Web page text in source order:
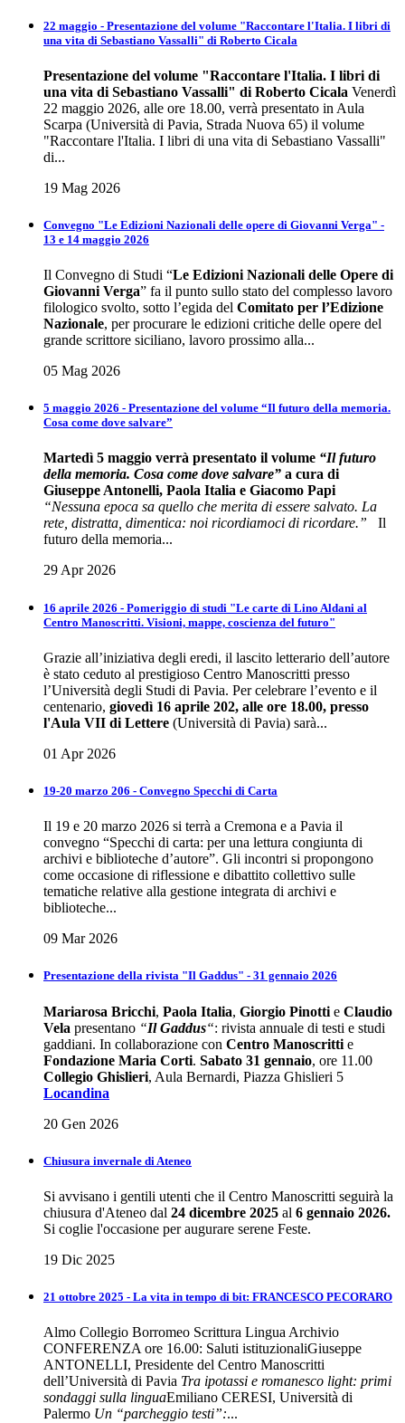
22 maggio - Presentazione del volume "Raccontare l'Italia. I libri di
una vita di Sebastiano Vassalli" di Roberto Cicala
Presentazione del volume "Raccontare l'Italia. I libri di
una vita di Sebastiano Vassalli" di Roberto Cicala Venerdì
22 maggio 2026, alle ore 18.00, verrà presentato in Aula
Scarpa (Università di Pavia, Strada Nuova 65) il volume
"Raccontare l'Italia. I libri di una vita di Sebastiano Vassalli"
di...
19 Mag 2026
Convegno "Le Edizioni Nazionali delle opere di Giovanni Verga" -
13 e 14 maggio 2026
Il Convegno di Studi “Le Edizioni Nazionali delle Opere di
Giovanni Verga” fa il punto sullo stato del complesso lavoro
filologico svolto, sotto l’egida del Comitato per l’Edizione
Nazionale, per procurare le edizioni critiche delle opere del
grande scrittore siciliano, lavoro prossimo alla...
05 Mag 2026
5 maggio 2026 - Presentazione del volume “Il futuro della memoria.
Cosa come dove salvare”
Martedì 5 maggio verrà presentato il volume “Il futuro
della memoria. Cosa come dove salvare” a cura di
Giuseppe Antonelli, Paola Italia e Giacomo Papi
“Nessuna epoca sa quello che merita di essere salvato. La
rete, distratta, dimentica: noi ricordiamoci di ricordare.”
Il
futuro della memoria...
29 Apr 2026
16 aprile 2026 - Pomeriggio di studi "Le carte di Lino Aldani al
Centro Manoscritti. Visioni, mappe, coscienza del futuro"
Grazie all’iniziativa degli eredi, il lascito letterario dell’autore
è stato ceduto al prestigioso Centro Manoscritti presso
l’Università degli Studi di Pavia. Per celebrare l’evento e il
centenario, giovedì 16 aprile 202, alle ore 18.00, presso
l'Aula VII di Lettere (Università di Pavia) sarà...
01 Apr 2026
19-20 marzo 206 - Convegno Specchi di Carta
Il 19 e 20 marzo 2026 si terrà a Cremona e a Pavia il
convegno “Specchi di carta: per una lettura congiunta di
archivi e biblioteche d’autore”. Gli incontri si propongono
come occasione di riflessione e dibattito collettivo sulle
tematiche relative alla gestione integrata di archivi e
biblioteche...
09 Mar 2026
Presentazione della rivista "Il Gaddus" - 31 gennaio 2026
Mariarosa Bricchi, Paola Italia, Giorgio Pinotti e Claudio
Vela presentano “Il Gaddus“: rivista annuale di testi e studi
gaddiani. In collaborazione con Centro Manoscritti e
Fondazione Maria Corti. Sabato 31 gennaio, ore 11.00
Collegio Ghislieri, Aula Bernardi, Piazza Ghislieri 5
Locandina
20 Gen 2026
Chiusura invernale di Ateneo
Si avvisano i gentili utenti che il Centro Manoscritti seguirà la
chiusura d'Ateneo dal 24 dicembre 2025 al 6 gennaio 2026.
Si coglie l'occasione per augurare serene Feste.
19 Dic 2025
21 ottobre 2025 - La vita in tempo di bit: FRANCESCO PECORARO
Almo Collegio Borromeo Scrittura Lingua Archivio
CONFERENZA ore 16.00: Saluti istituzionaliGiuseppe
ANTONELLI, Presidente del Centro Manoscritti
dell’Università di Pavia Tra ipotassi e romanesco light: primi
sondaggi sulla linguaEmiliano CERESI, Università di
Palermo Un “parcheggio testi”:...